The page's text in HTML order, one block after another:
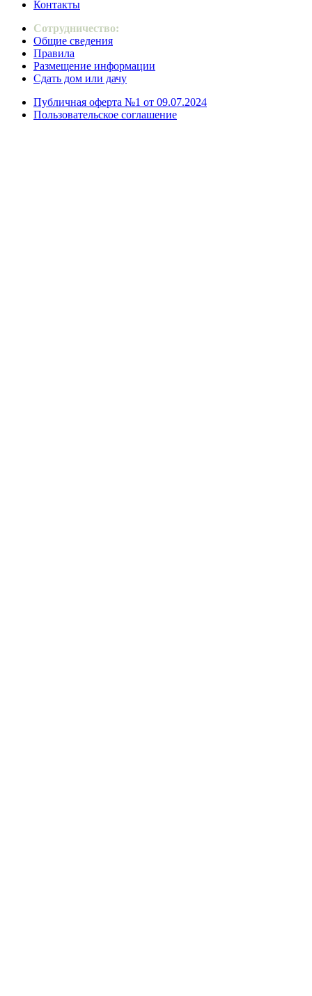
Контакты
Сотрудничество:
Общие сведения
Правила
Размещение информации
Сдать дом или дачу
Публичная оферта №1 от 09.07.2024
Пользовательское соглашение